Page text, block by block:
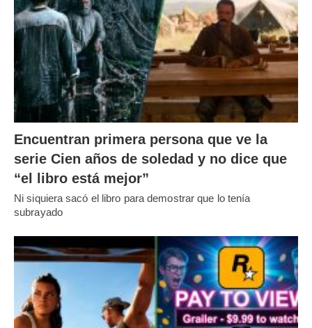
Encuentran primera persona que ve la
serie Cien años de soledad y no dice que
“el libro está mejor”
Ni siquiera sacó el libro para demostrar que lo tenía
subrayado